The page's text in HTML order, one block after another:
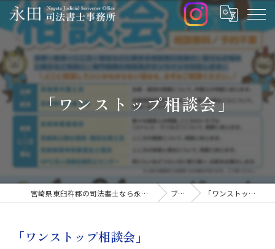
「ワンストップ相談会」
宮崎県東臼杵郡の司法書士なら永田司法書士事務所 ブログ 「ワンストップ相談会」
「ワンストップ相談会」